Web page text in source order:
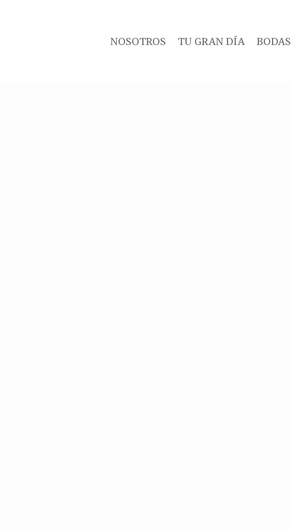
NOSOTROS TU GRAN DÍA BODAS